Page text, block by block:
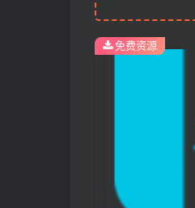
免费资源